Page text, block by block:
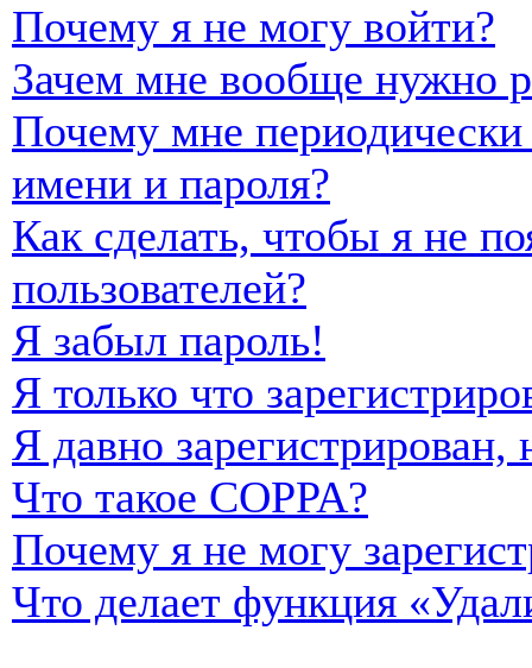
Почему я не могу войти?
Зачем мне вообще нужно
Почему мне периодически
имени и пароля?
Как сделать, чтобы я не
пользователей?
Я забыл пароль!
Я только что
Я давно
Что такое COPPA?
Почему я не могу
Что делает функция